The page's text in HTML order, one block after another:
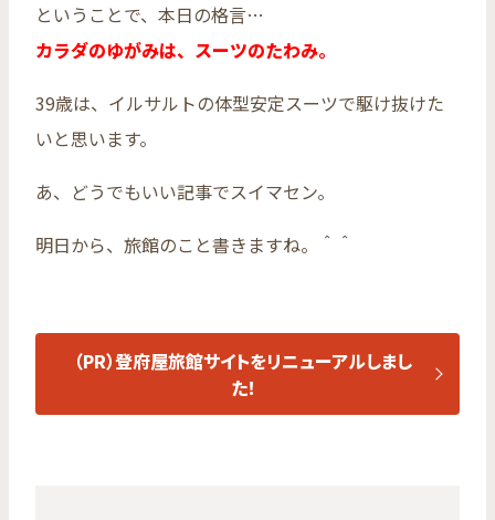
ということで、本日の格言…
カラダのゆがみは、スーツのたわみ。
39歳は、イルサルトの体型安定スーツで駆け抜けた
いと思います。
あ、どうでもいい記事でスイマセン。
明日から、旅館のこと書きますね。＾＾
（PR）登府屋旅館サイトをリニューアルしまし
た！